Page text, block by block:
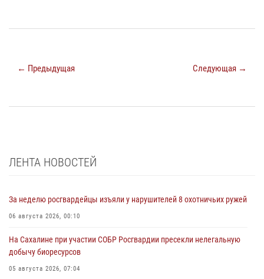
← Предыдущая Следующая →
ЛЕНТА НОВОСТЕЙ
За неделю росгвардейцы изъяли у нарушителей 8 охотничьих ружей
06 августа 2026, 00:10
На Сахалине при участии СОБР Росгвардии пресекли нелегальную
добычу биоресурсов
05 августа 2026, 07:04